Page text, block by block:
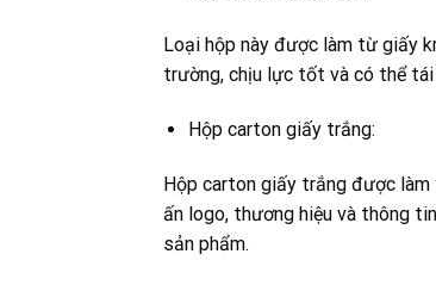
Loại hộp này được làm từ giấy
trường, chịu lực tốt và có thể tái
Hộp carton giấy trắng:
Hộp carton giấy trắng được
ấn logo, thương hiệu và thông
sản phẩm.